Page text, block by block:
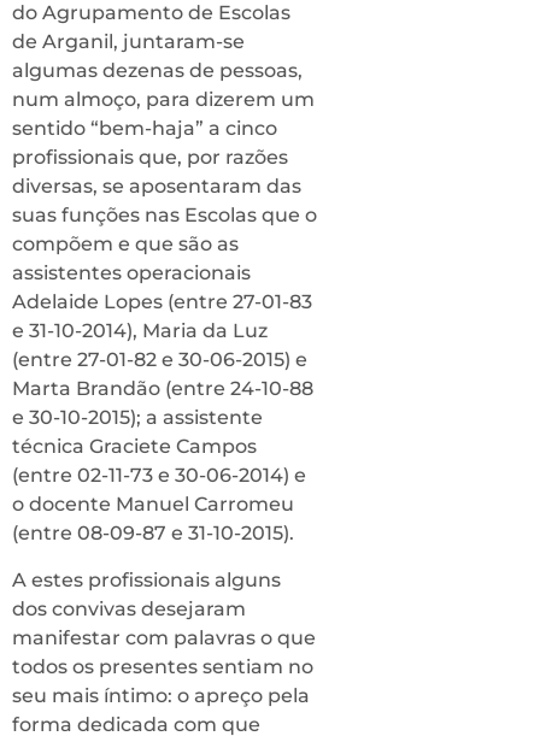
do Agrupamento de Escolas
de Arganil, juntaram-se
algumas dezenas de pessoas,
num almoço, para dizerem um
sentido “bem-haja” a cinco
profissionais que, por razões
diversas, se aposentaram das
suas funções nas Escolas que o
compõem e que são as
assistentes operacionais
Adelaide Lopes (entre 27-01-83
e 31-10-2014), Maria da Luz
(entre 27-01-82 e 30-06-2015) e
Marta Brandão (entre 24-10-88
e 30-10-2015); a assistente
técnica Graciete Campos
(entre 02-11-73 e 30-06-2014) e
o docente Manuel Carromeu
(entre 08-09-87 e 31-10-2015).
A estes profissionais alguns
dos convivas desejaram
manifestar com palavras o que
todos os presentes sentiam no
seu mais íntimo: o apreço pela
forma dedicada com que